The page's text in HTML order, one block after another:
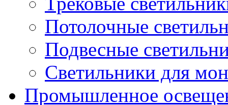
Потолочные
Подвесные
Светильники для
Промышленное